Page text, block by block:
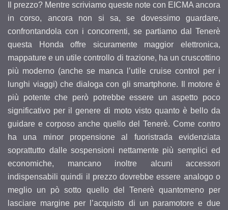
Il prezzo? Mentre scriviamo queste note con EICMA ancora
in corso, ancora non si sa, se dovessimo guardare,
confrontandola con i concorrenti, se partiamo dal Tenerè
questa Honda offre sicuramente maggior elettronica,
mappature e un utile controllo di trazione, ha un cruscottino
più moderno (anche se manca l’utile cruise control per i
lunghi viaggi) che dialoga con gli smartphone. Il motore è
più potente che però potrebbe essere un aspetto poco
significativo per il genere di moto visto quanto è bello da
guidare e corposo anche quello del Tenerè. Come contro
ha una minor propensione al fuoristrada evidenziata
soprattutto dalle sospensioni nettamente più semplici ed
economiche, mancano inoltre alcuni accessori
indispensabili quindi il prezzo dovrebbe essere analogo o
meglio un pò sotto quello del Tenerè quantomeno per
lasciare margine per l’acquisto di un paramotore e due